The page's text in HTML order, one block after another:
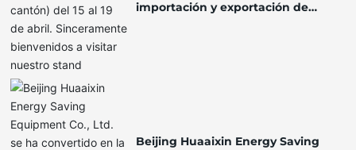
importación y exportación de
Beijing Huaaixin Energy Saving